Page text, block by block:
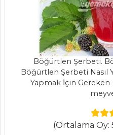
enfes uskumru
dolması
tarifi,uskumru
dolması nasıl
yapılır?
En leziz Osmanlı
pekmezli ayva
Tarifleri
Böğürtlen Şerbeti.
Böğürtlen Şerbeti Nasıl
Yapmak İçin Gereken
(Ortalama Oy: